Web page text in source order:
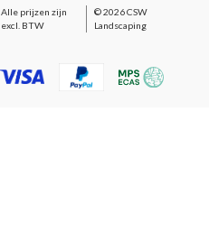
Alle prijzen zijn
excl. BTW
© 2026 CSW
Landscaping